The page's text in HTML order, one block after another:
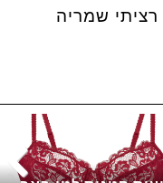
שמריה